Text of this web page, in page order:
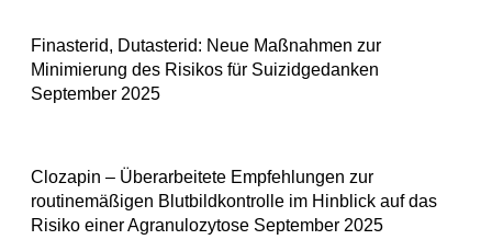
Finasterid, Dutasterid: Neue Maßnahmen zur
Minimierung des Risikos für Suizidgedanken
September 2025
Clozapin – Überarbeitete Empfehlungen zur
routinemäßigen Blutbildkontrolle im Hinblick auf das
Risiko einer Agranulozytose September 2025